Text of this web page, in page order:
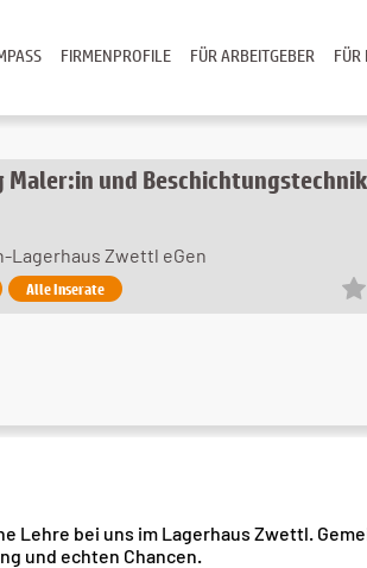
FÜR
FÜR ARBEITGEBER
FIRMENPROFILE
Maler:in und
Lagerhaus Zwettl eGen
Alle Inserate
Lehre bei uns im Lagerhaus Zwettl.
und echten Chancen.